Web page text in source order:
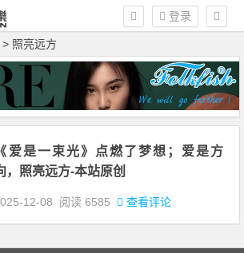
登录
照亮远方
《爱是一束光》点燃了梦想；爱是方
，照亮远方-本站原创
12-08 阅读6585 查看评论